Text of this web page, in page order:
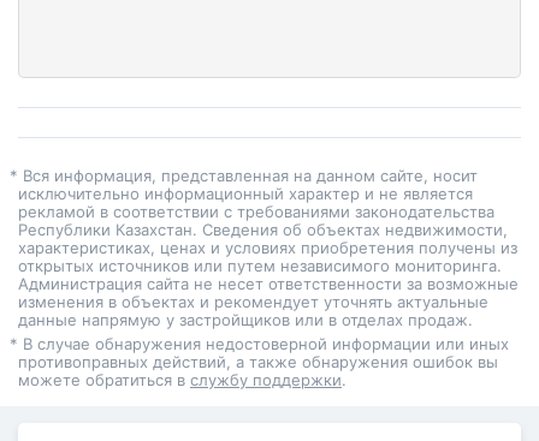
* Вся информация, представленная на данном сайте, носит
исключительно информационный характер и не является
рекламой в соответствии с требованиями законодательства
Республики Казахстан. Сведения об объектах недвижимости,
характеристиках, ценах и условиях приобретения получены из
открытых источников или путем независимого мониторинга.
Администрация сайта не несет ответственности за возможные
изменения в объектах и рекомендует уточнять актуальные
данные напрямую у застройщиков или в отделах продаж.
* В случае обнаружения недостоверной информации или иных
противоправных действий, а также обнаружения ошибок вы
можете обратиться в службу поддержки.